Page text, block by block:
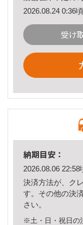
2026.08.24 0:36
受け
納期目安：
2026.08.06 22:58
決済方法が、ク
す。その他の決
さい。
※土・日・祝日の